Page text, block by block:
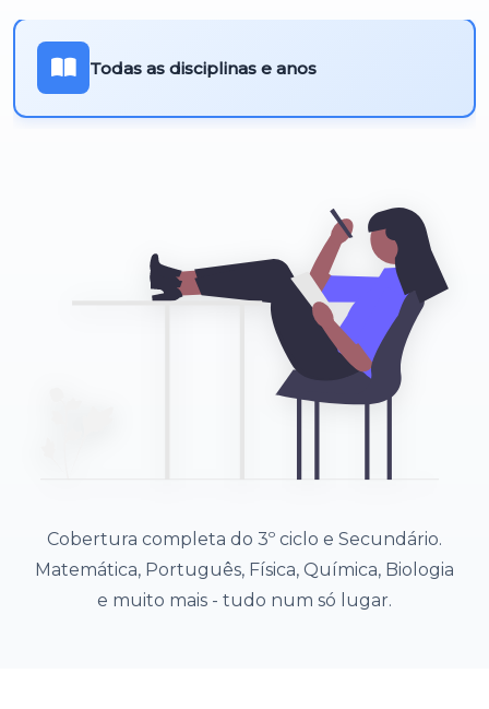
Todas as disciplinas e anos
Cobertura completa do 3º ciclo e Secundário.
Matemática, Português, Física, Química, Biologia
e muito mais - tudo num só lugar.